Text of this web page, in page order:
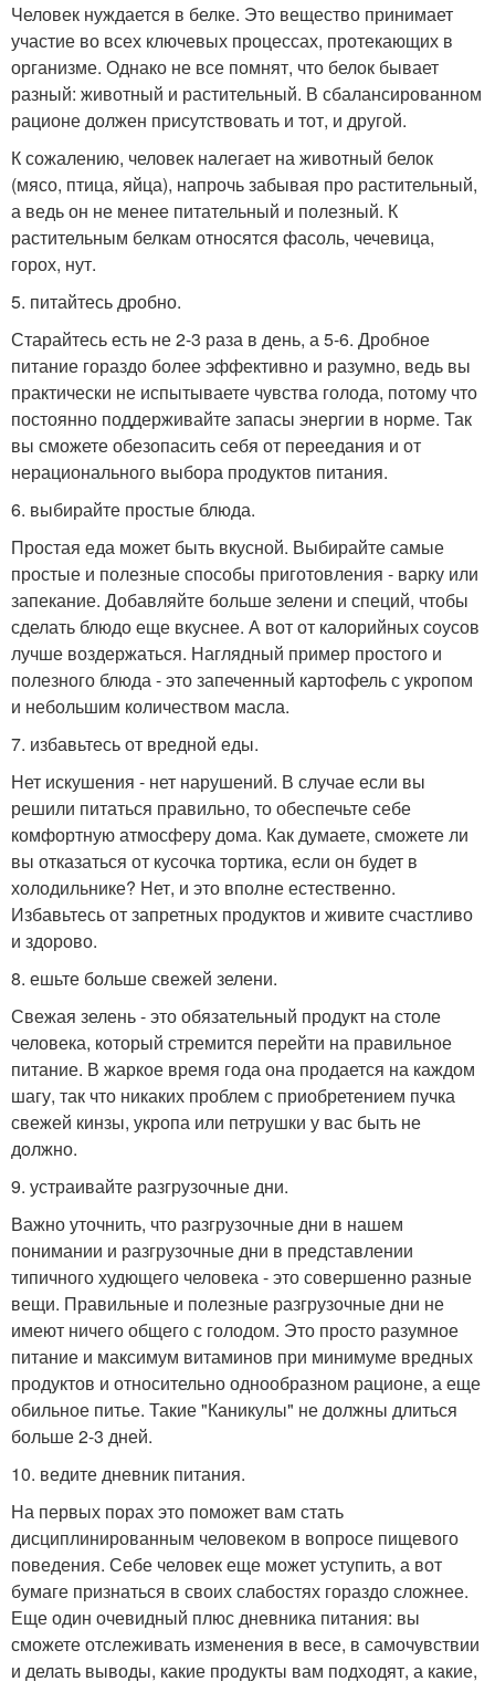
Человек нуждается в белке. Это вещество принимает
участие во всех ключевых процессах, протекающих в
организме. Однако не все помнят, что белок бывает
разный: животный и растительный. В сбалансированном
рационе должен присутствовать и тот, и другой.
К сожалению, человек налегает на животный белок
(мясо, птица, яйца), напрочь забывая про растительный,
а ведь он не менее питательный и полезный. К
растительным белкам относятся фасоль, чечевица,
горох, нут.
5. питайтесь дробно.
Старайтесь есть не 2-3 раза в день, а 5-6. Дробное
питание гораздо более эффективно и разумно, ведь вы
практически не испытываете чувства голода, потому что
постоянно поддерживайте запасы энергии в норме. Так
вы сможете обезопасить себя от переедания и от
нерационального выбора продуктов питания.
6. выбирайте простые блюда.
Простая еда может быть вкусной. Выбирайте самые
простые и полезные способы приготовления - варку или
запекание. Добавляйте больше зелени и специй, чтобы
сделать блюдо еще вкуснее. А вот от калорийных соусов
лучше воздержаться. Наглядный пример простого и
полезного блюда - это запеченный картофель с укропом
и небольшим количеством масла.
7. избавьтесь от вредной еды.
Нет искушения - нет нарушений. В случае если вы
решили питаться правильно, то обеспечьте себе
комфортную атмосферу дома. Как думаете, сможете ли
вы отказаться от кусочка тортика, если он будет в
холодильнике? Нет, и это вполне естественно.
Избавьтесь от запретных продуктов и живите счастливо
и здорово.
8. ешьте больше свежей зелени.
Свежая зелень - это обязательный продукт на столе
человека, который стремится перейти на правильное
питание. В жаркое время года она продается на каждом
шагу, так что никаких проблем с приобретением пучка
свежей кинзы, укропа или петрушки у вас быть не
должно.
9. устраивайте разгрузочные дни.
Важно уточнить, что разгрузочные дни в нашем
понимании и разгрузочные дни в представлении
типичного худющего человека - это совершенно разные
вещи. Правильные и полезные разгрузочные дни не
имеют ничего общего с голодом. Это просто разумное
питание и максимум витаминов при минимуме вредных
продуктов и относительно однообразном рационе, а еще
обильное питье. Такие "Каникулы" не должны длиться
больше 2-3 дней.
10. ведите дневник питания.
На первых порах это поможет вам стать
дисциплинированным человеком в вопросе пищевого
поведения. Себе человек еще может уступить, а вот
бумаге признаться в своих слабостях гораздо сложнее.
Еще один очевидный плюс дневника питания: вы
сможете отслеживать изменения в весе, в самочувствии
и делать выводы, какие продукты вам подходят, а какие,